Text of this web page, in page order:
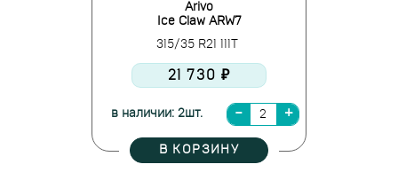
Arivo
Ice Claw ARW7
315/35 R21 111T
21 730 ₽
в наличии: 2шт.
В КОРЗИНУ